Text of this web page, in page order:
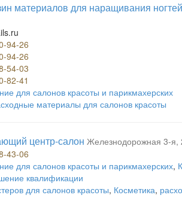
материалов для наращивания ногтей
94-26
94-26
54-03
82-41
для салонов красоты и парикмахерских
материалы для салонов красоты
центр-салон Железнодорожная 3-я,
43-06
для салонов красоты и парикмахерских,
квалификации
для салонов красоты, Косметика,